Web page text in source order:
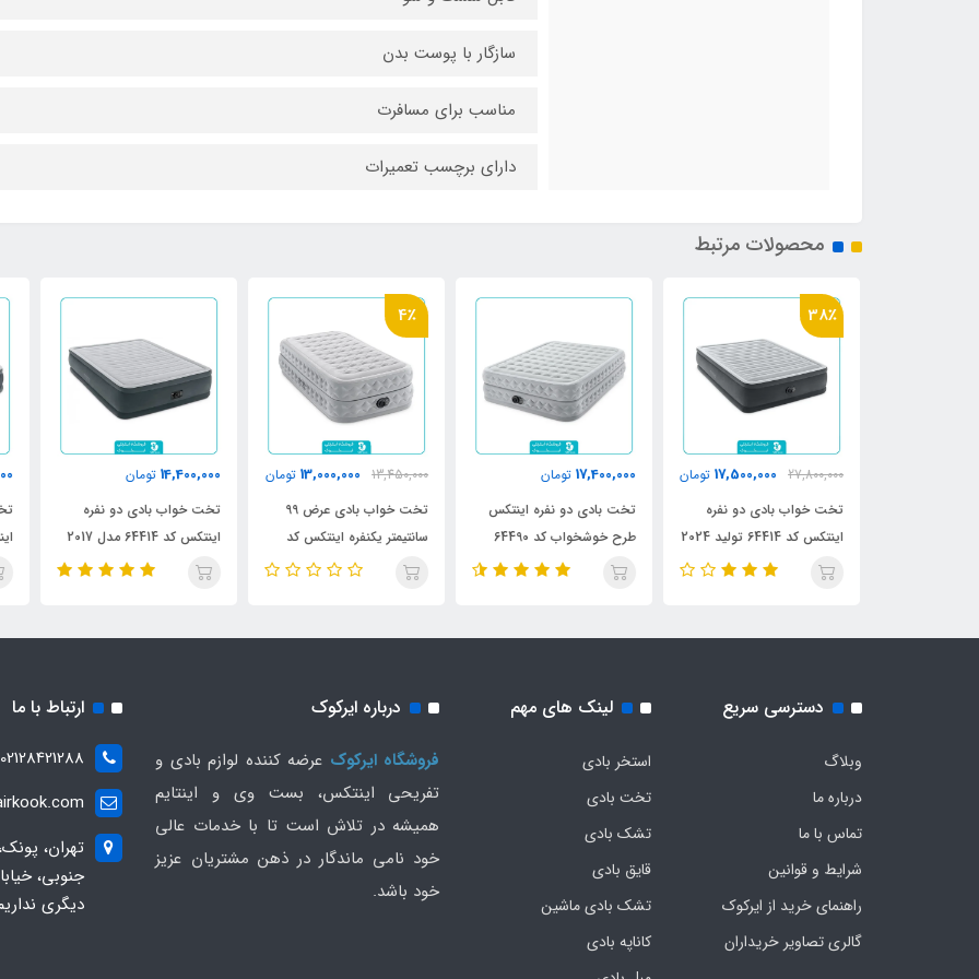
سازگار با پوست بدن
مناسب برای مسافرت
دارای برچسب تعمیرات
محصولات مرتبط
38٪
27,800,000
17,500,000 تومان
تخت خواب بادی دو نفره
اینتکس کد 64414 تولید 2024
17,400,000 تومان
تخت بادی دو نفره اینتکس
طرح خوشخواب کد 64490
4٪
13,450,000
13,000,000 تومان
تخت خواب بادی عرض 99
سانتیمتر یکنفره اینتکس کد
64488
14,400,000 تومان
تخت خواب بادی دو نفره
اینتکس کد 64414 مدل 2017
دسترسی سریع
وبلاگ
درباره ما
تماس با ما
شرایط و قوانین
راهنمای خرید از ایرکوک
گالری تصاویر خریداران
لینک های مهم
استخر بادی
تخت بادی
تشک بادی
قایق بادی
تشک بادی ماشین
کاناپه بادی
درباره ایرکوک
فروشگاه ایرکوک عرضه کننده لوازم بادی و
تفریحی اینتکس، بست وی و اینتایم
همیشه در تلاش است تا با خدمات عالی
خود نامی ماندگار در ذهن مشتریان عزیز
خود باشد.
ارتباط با ما
02128421288
تهران،
دیگری